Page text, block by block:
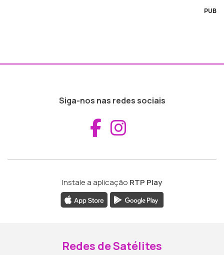
PUB
Siga-nos nas redes sociais
Aceder ao
Instale a aplicação RTP Play
Redes de Satélites